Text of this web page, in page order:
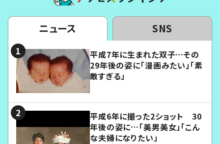
ニュース SNS
平成7年に生まれた双子…その
29年後の姿に「漫画みたい」「素
敵すぎる」
平成6年に撮った2ショット 30
年後の姿に…「美男美女」「こん
な夫婦になりたい」